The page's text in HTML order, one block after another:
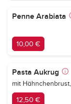
Penne Arabiata
10,00 €
Pasta Aukrug
mit
12,50 €